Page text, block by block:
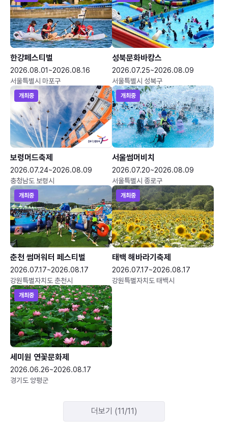
한강페스티벌
2026.08.01~2026.08.16
서울특별시 마포구
성북문화바캉스
2026.07.25~2026.08.09
서울특별시 성북구
개최중
보령머드축제
2026.07.24~2026.08.09
충청남도 보령시
개최중
서울썸머비치
2026.07.20~2026.08.09
서울특별시 종로구
개최중
춘천 썸머워터 페스티벌
2026.07.17~2026.08.17
강원특별자치도 춘천시
개최중
태백 해바라기축제
2026.07.17~2026.08.17
강원특별자치도 태백시
개최중
세미원 연꽃문화제
2026.06.26~2026.08.17
경기도 양평군
더보기 (11/11)